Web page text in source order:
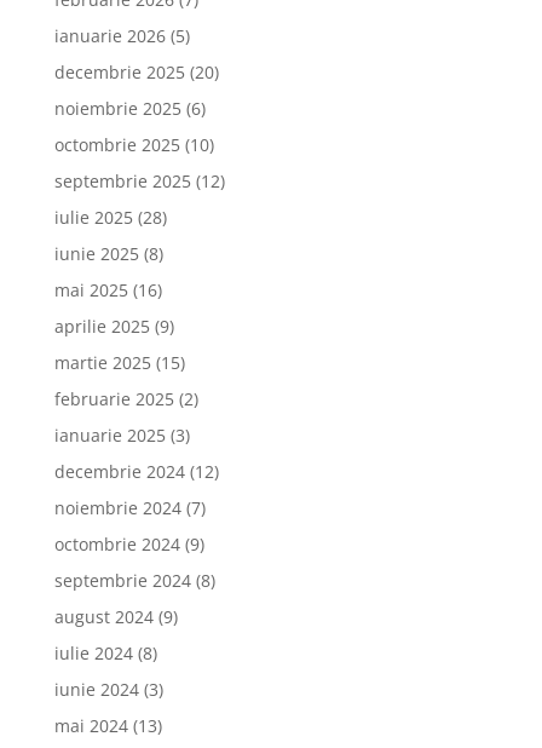
ianuarie 2026(5)
decembrie 2025(20)
noiembrie 2025(6)
octombrie 2025(10)
septembrie 2025(12)
iulie 2025(28)
iunie 2025(8)
mai 2025(16)
aprilie 2025(9)
martie 2025(15)
februarie 2025(2)
ianuarie 2025(3)
decembrie 2024(12)
noiembrie 2024(7)
octombrie 2024(9)
septembrie 2024(8)
august 2024(9)
iulie 2024(8)
iunie 2024(3)
mai 2024(13)